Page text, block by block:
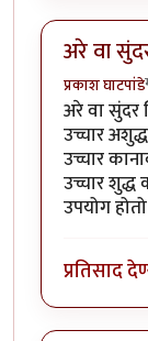
अरे वा
प्रकाश घाटपांडे
अरे वा सुंदर
उच्चार
उच्चार
उच्चार शुद्ध
उपयोग
प्रतिसाद